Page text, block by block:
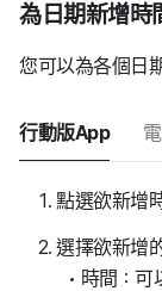
為日期新增時
您可以為各個日
行動版App
點選欲新增時
選擇欲新增
時間：可